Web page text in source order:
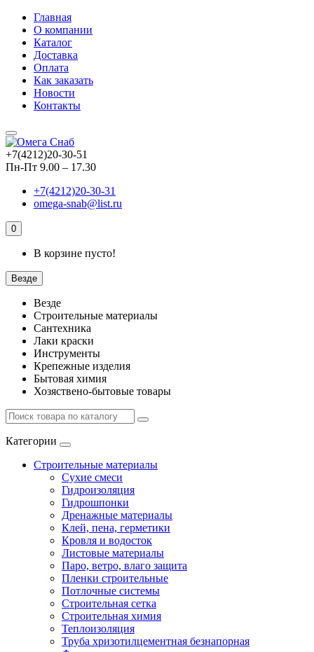
Главная
О компании
Каталог
Доставка
Оплата
Как заказать
Новости
Контакты
+7(4212)20-30-51
Пн-Пт 9.00 – 17.30
+7(4212)20-30-31
omega-snab@list.ru
0
В корзине пусто!
Везде
Везде
Строительные материалы
Сантехника
Лаки краски
Инструменты
Крепежные изделия
Бытовая химия
Хозяствено-бытовые товары
Категории
Строительные материалы
Сухие смеси
Гидроизоляция
Гидрошпонки
Дренажные материалы
Клей, пена, герметики
Кровля и водосток
Листовые материалы
Паро, ветро, влаго защита
Пленки строительные
Потлочные системы
Строительная сетка
Строительная химия
Теплоизоляция
Труба хризотилцементная безнапорная